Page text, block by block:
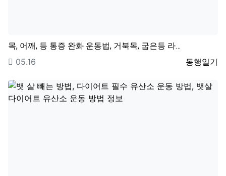
목, 어깨, 등 통증 완화 운동법, 거북목, 굽은등 라…
등록자
동행일기
등록일
05.16